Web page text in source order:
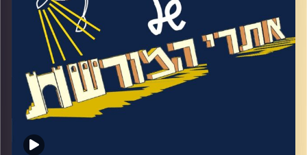
לפרק הכי מוזיקלי שלנו עד כה באבני דרך.
האזינו לאורי טולידאנו מראיין את שירי ארליך
וזאב לכיש.
המועצה לשימור אתרים